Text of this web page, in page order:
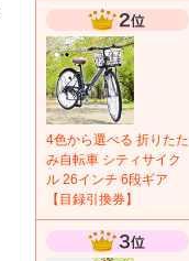
4色から選べる 折りたた
み自転車 シティサイク
ル 26インチ 6段ギア
【目録引換券】